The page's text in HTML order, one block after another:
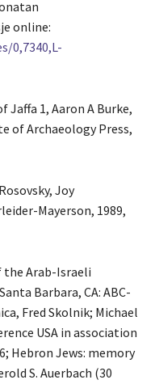
online:
0,7340,L-
Jaffa 1, Aaron A Burke,
of Archaeology Press,
Joy
Mayerson, 1989,
the Arab-Israeli
Barbara, CA: ABC-
Fred Skolnik; Michael
USA in association
Hebron Jews: memory
S. Auerbach (30